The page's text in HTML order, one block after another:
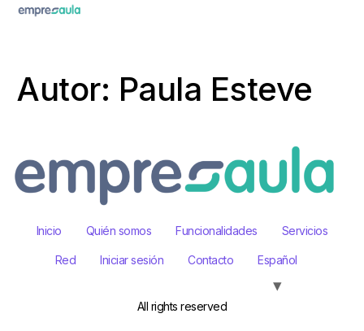
Autor: Paula Esteve
Inicio Quién somos Funcionalidades Servicios
Red Iniciar sesión Contacto Español
All rights reserved